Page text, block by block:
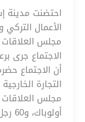
احتضنت مدينة
الأعمال
مجلس العلاقات
الاجتماع جرى
أن الاجتماع
التجارة
مجلس العلاقات
أولوباك، و60 رجل…